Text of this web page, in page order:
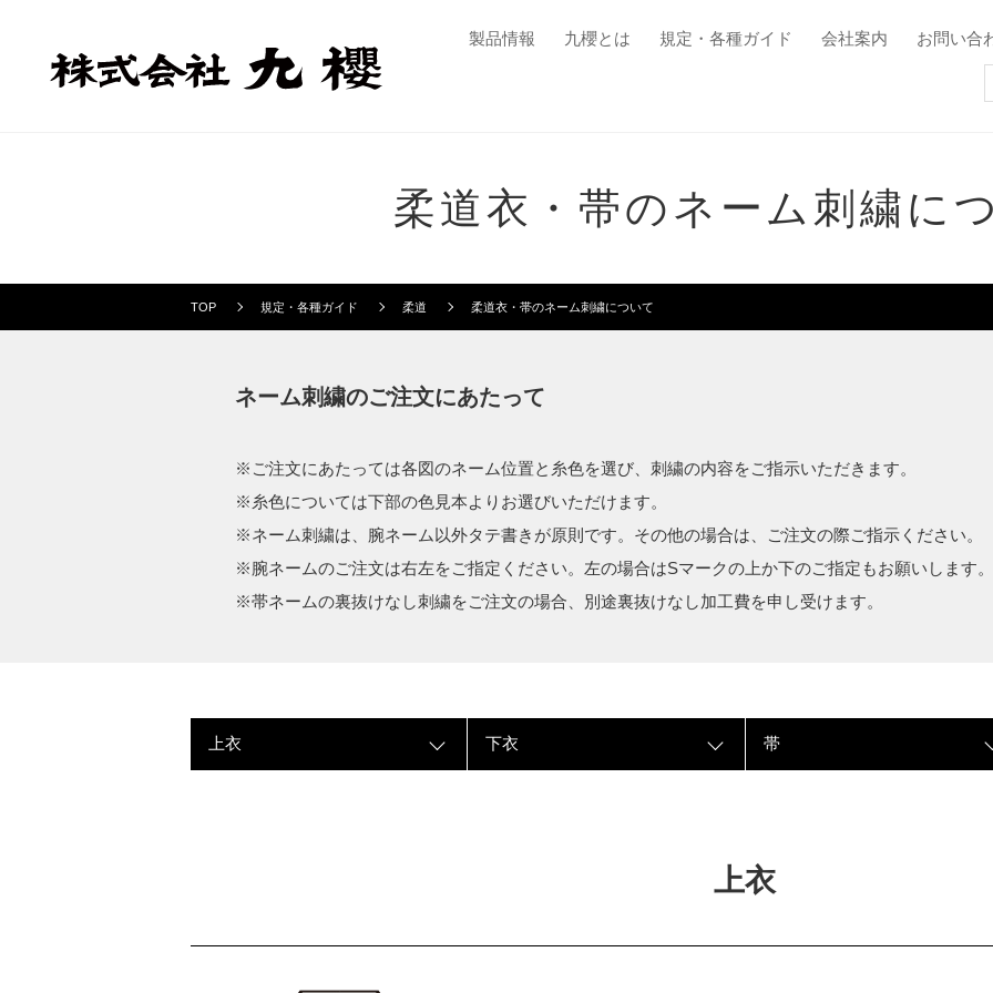
製品情報 九櫻とは 規定・各種ガイド 会社案内 お問い合
柔道衣・帯のネーム刺繍に
TOP 規定・各種ガイド 柔道 柔道衣・帯のネーム刺繍について
ネーム刺繍のご注文にあたって
ご注文にあたっては各図のネーム位置と糸色を選び、刺繍の内容をご指示いただきます。
糸色については下部の色見本よりお選びいただけます。
ネーム刺繍は、腕ネーム以外タテ書きが原則です。その他の場合は、ご注文の際ご指示ください。
腕ネームのご注文は右左をご指定ください。左の場合はSマークの上か下のご指定もお願いします。
帯ネームの裏抜けなし刺繍をご注文の場合、別途裏抜けなし加工費を申し受けます。
上衣 下衣 帯
上衣